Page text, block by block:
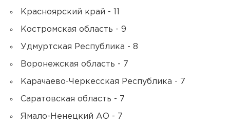
Красноярский край - 11
Костромская область - 9
Удмуртская Республика - 8
Воронежская область - 7
Карачаево-Черкесская Республика - 7
Саратовская область - 7
Ямало-Ненецкий АО - 7